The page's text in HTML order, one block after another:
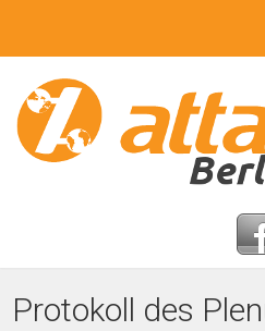
Protokoll des